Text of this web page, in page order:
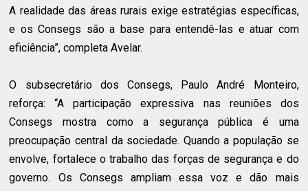
A realidade das áreas rurais exige estratégias específicas,
e os Consegs são a base para entendê-las e atuar com
eficiência”, completa Avelar.
O subsecretário dos Consegs, Paulo André Monteiro,
reforça: “A participação expressiva nas reuniões dos
Consegs mostra como a segurança pública é uma
preocupação central da sociedade. Quando a população se
envolve, fortalece o trabalho das forças de segurança e do
governo. Os Consegs ampliam essa voz e dão mais